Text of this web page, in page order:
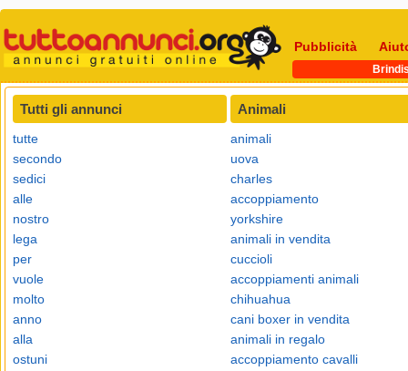
Pubblicità
Tutti gli annunci
tutte
secondo
sedici
alle
nostro
lega
per
vuole
molto
anno
alla
ostuni
Animali
animali
uova
charles
accoppiamento
yorkshire
animali in vendita
cuccioli
accoppiamenti animali
chihuahua
cani boxer in vendita
animali in regalo
accoppiamento cavalli